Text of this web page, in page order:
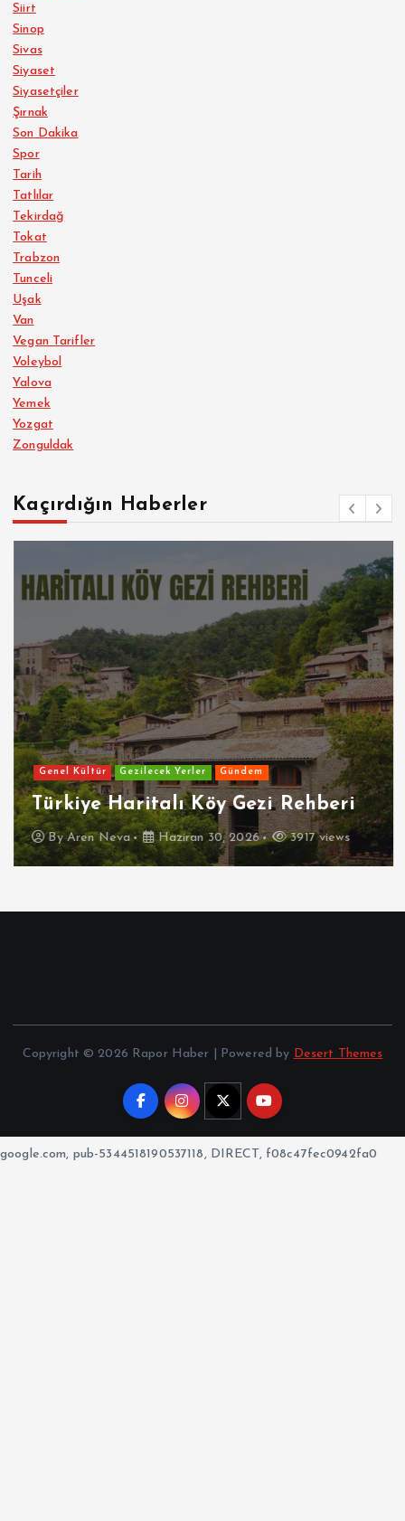
Siirt
Sinop
Sivas
Siyaset
Siyasetçiler
Şırnak
Son Dakika
Spor
Tarih
Tatlılar
Tekirdağ
Tokat
Trabzon
Tunceli
Uşak
Van
Vegan Tarifler
Voleybol
Yalova
Yemek
Yozgat
Zonguldak
Kaçırdığın Haberler
Genel Kültür Gezilecek Yerler Gündem
Türkiye Haritalı Köy Gezi Rehberi
ByAren Neva Haziran 30, 2026 3917 views
Copyright © 2026 Rapor Haber | Powered by Desert Themes
google.com, pub-5344518190537118, DIRECT, f08c47fec0942fa0